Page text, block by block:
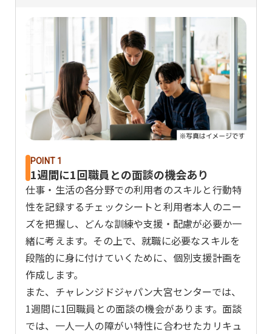
POINT 1
1週間に1回職員との面談の機会あり
仕事・生活の各分野での利用者のスキルと行動特
性を記録するチェックシートと利用者本人のニー
ズを把握し、どんな訓練や支援・配慮が必要か一
緒に考えます。その上で、就職に必要なスキルを
段階的に身に付けていくために、個別支援計画を
作成します。
また、チャレンジドジャパン大宮センターでは、
1週間に1回職員との面談の機会があります。面談
では、一人一人の障がい特性に合わせたカリキュ